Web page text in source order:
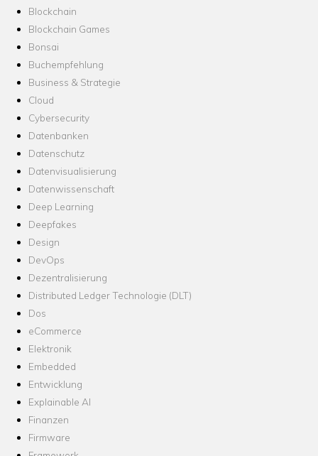
Blockchain
Blockchain Games
Bonsai
Buchempfehlung
Business & Strategie
Cloud
Cybersecurity
Datenbanken
Datenschutz
Datenvisualisierung
Datenwissenschaft
Deep Learning
Deepfakes
Design
DevOps
Dezentralisierung
Distributed Ledger Technologie (DLT)
Dos
eCommerce
Elektronik
Embedded
Entwicklung
Explainable AI
Finanzen
Firmware